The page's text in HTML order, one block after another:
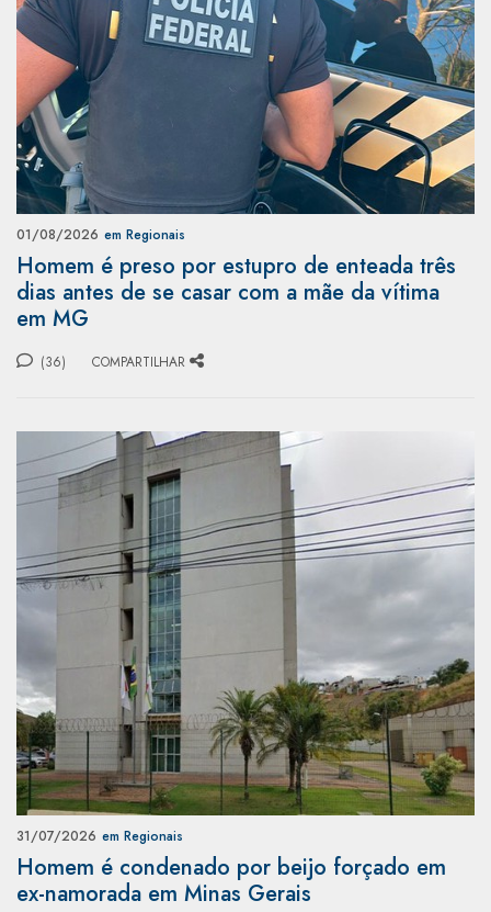
01/08/2026 em Regionais
Homem é preso por estupro de enteada três
dias antes de se casar com a mãe da vítima
em MG
(36) COMPARTILHAR
31/07/2026 em Regionais
Homem é condenado por beijo forçado em
ex-namorada em Minas Gerais